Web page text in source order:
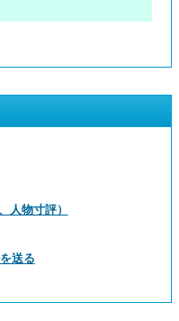
人物寸評）
送る